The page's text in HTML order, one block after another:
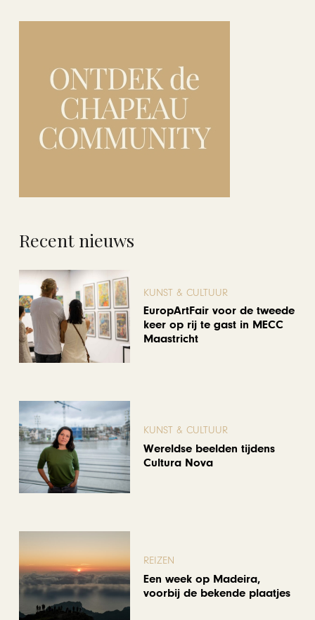
Recent nieuws
KUNST & CULTUUR
EuropArtFair voor de tweede
keer op rij te gast in MECC
Maastricht
KUNST & CULTUUR
Wereldse beelden tijdens
Cultura Nova
REIZEN
Een week op Madeira,
voorbij de bekende plaatjes